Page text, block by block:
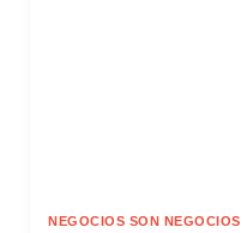
NEGOCIOS SON NEGOCIOS